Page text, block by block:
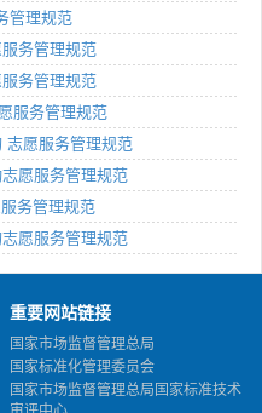
管理规范
务管理规范
务管理规范
服务管理规范
志愿服务管理规范
愿服务管理规范
务管理规范
愿服务管理规范
重要网站链接
国家市场监督管理总局
国家标准化管理委员会
国家市场监督管理总局国家标准技术